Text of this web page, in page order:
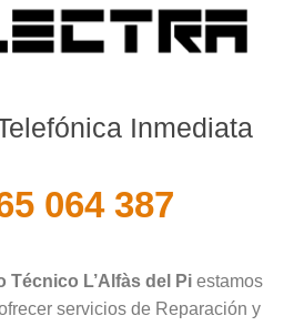
Inmediata
064 387
Técnico L’Alfàs del Pi estamos
servicios de Reparación y